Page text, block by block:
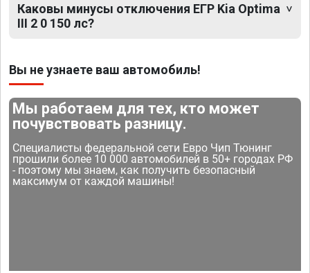
Каковы минусы отключения ЕГР Kia Optima
III 2 0 150 лс?
Вы не узнаете ваш автомобиль!
Мы работаем для тех, кто может
почувствовать разницу.
Специалисты федеральной сети Евро Чип Тюнинг
прошили более 10 000 автомобилей в 50+ городах РФ
- поэтому мы знаем, как получить безопасный
максимум от каждой машины!